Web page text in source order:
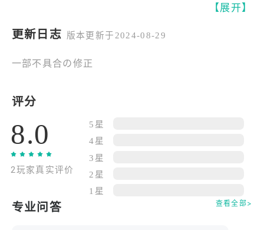
如果您连接相同角色的球，球会变大并可以伤害敌
如果球越过红线，就会受到敌人的攻击。
2.东方Project中的人气角色以球的形式出现！
现。
并横冲直撞。
敌人也充满了东方角色。他们每个人都会发动强大的
攻击，所以要做好战斗准备。
3.可以与世界各地的玩家比拼排行榜！
该游戏可以让您与来自世界各地的玩家竞争排名。
【展开】
更新日志 版本更新于2024-08-29
一部不具合の修正
评分
8.0
2玩家真实评价
5星
4星
3星
2星
1星
专业问答 查看全部>